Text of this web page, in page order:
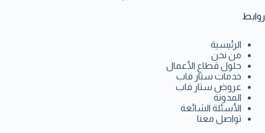
روابط
الرئيسية
من نحن
حلول قطاع الأعمال
خدمات ستار فاب
عروض ستار فاب
المدونة
الأسئلة الشائعة
تواصل معنا